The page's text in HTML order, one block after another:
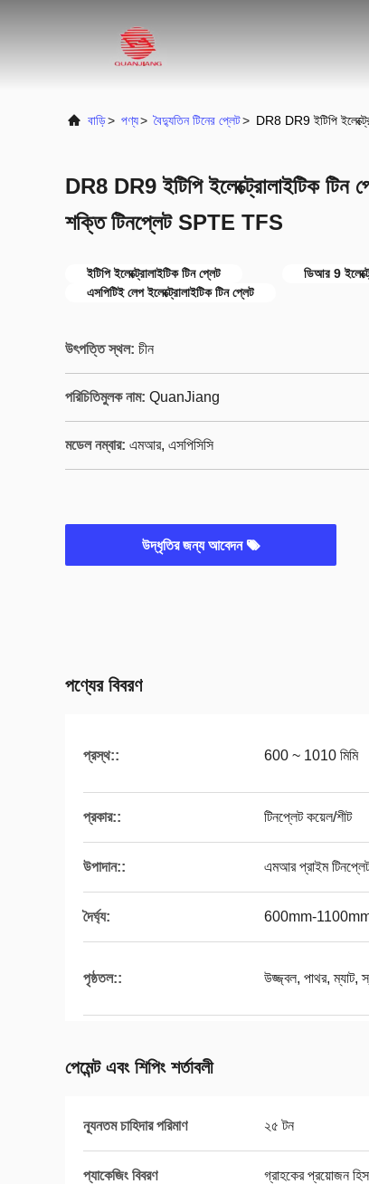
বাড়ি> পণ্য> বৈদ্যুতিন টিনের প্লেট> DR8 DR9 ইটিপি
DR8 DR9 ইটিপি ইলেক্ট্রোলাইটিক টিন
শক্তি টিনপ্লেট SPTE TFS
ইটিপি ইলেক্ট্রোলাইটিক টিন প্লেট
ডিআর 9
এসপিটিই লেপ ইলেক্ট্রোলাইটিক টিন প্লেট
উৎপত্তি স্থল: চীন
পরিচিতিমুলক নাম: QuanJiang
মডেল নম্বার: এমআর, এসপিসিসি
উদ্ধৃতির জন্য আবেদন
পণ্যের বিবরণ
প্রস্থ:: 600 ~ 1010 মিমি
প্রকার:: টিনপ্লেট কয়েল/শীট
উপাদান:: এমআর প্রাইম
দৈর্ঘ্য: 600mm-1100mm
পৃষ্ঠতল:: উজ্জ্বল, পাথর, ম্যাট,
পেমেন্ট এবং শিপিং শর্তাবলী
ন্যূনতম চাহিদার পরিমাণ ২৫ টন
প্যাকেজিং বিবরণ গ্রাহকের প্রয়োজন